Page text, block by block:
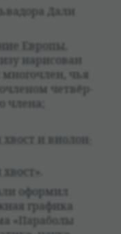
Дали
Европы.
нари­со­ван
чья
чет­вёр­
члена;
хвост и вио­лон­
оформил
графика
«Пара­болы